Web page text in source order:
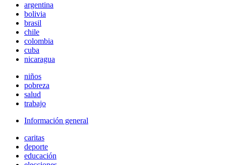
argentina
bolivia
brasil
chile
colombia
cuba
nicaragua
niños
pobreza
salud
trabajo
Información general
caritas
deporte
educación